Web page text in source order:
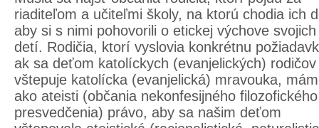
riaditeľom a učiteľmi školy, na ktorú chodia ich
aby si s nimi pohovorili o etickej výchove svojich
detí. Rodičia, ktorí vyslovia konkrétnu
ak sa deťom katolíckych (evanjelických) rodičov
vštepuje katolícka (evanjelická) mravouka,
ako ateisti (občania nekonfesijného filozofického
presvedčenia) právo, aby sa našim deťom